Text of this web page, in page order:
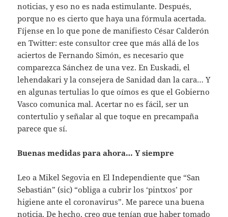
noticias, y eso no es nada estimulante. Después,
porque no es cierto que haya una fórmula acertada.
Fíjense en lo que pone de manifiesto César Calderón
en Twitter: este consultor cree que más allá de los
aciertos de Fernando Simón, es necesario que
comparezca Sánchez de una vez. En Euskadi, el
lehendakari y la consejera de Sanidad dan la cara… Y
en algunas tertulias lo que oímos es que el Gobierno
Vasco comunica mal. Acertar no es fácil, ser un
contertulio y señalar al que toque en precampaña
parece que sí.
Buenas medidas para ahora… Y siempre
Leo a Mikel Segovia en El Independiente que “San
Sebastián” (sic) “obliga a cubrir los ‘pintxos’ por
higiene ante el coronavirus”. Me parece una buena
noticia. De hecho, creo que tenían que haber tomado